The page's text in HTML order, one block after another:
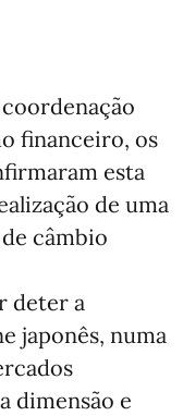
financeiro, os
esta
de uma
câmbio
deter a
japonês, numa
dimensão e